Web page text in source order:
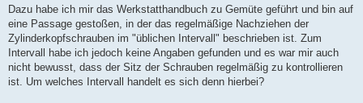
Dazu habe ich mir das Werkstatthandbuch zu Gemüte geführt und bin auf
eine Passage gestoßen, in der das regelmäßige Nachziehen der
Zylinderkopfschrauben im "üblichen Intervall" beschrieben ist. Zum
Intervall habe ich jedoch keine Angaben gefunden und es war mir auch
nicht bewusst, dass der Sitz der Schrauben regelmäßig zu kontrollieren
ist. Um welches Intervall handelt es sich denn hierbei?